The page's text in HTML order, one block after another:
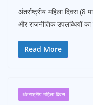
अंतर्राष्ट्रीय महिला दिवस
और राजनीतिक उपलब्धियों
Read More
अंतर्राष्ट्रीय महिला दिवस